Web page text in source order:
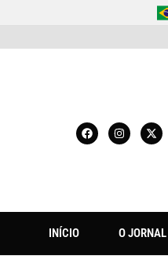
INÍCIO O JORNAL